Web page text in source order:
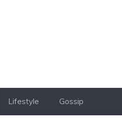
Lifestyle Gossip